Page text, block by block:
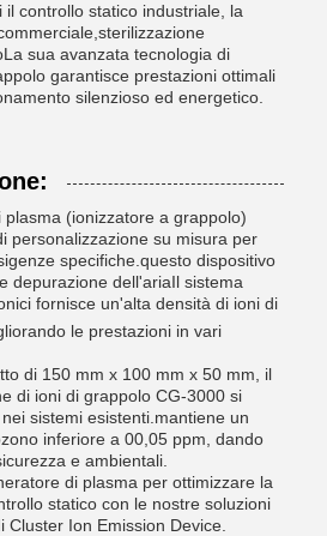
controllo statico industriale, la
sua avanzata tecnologia di
garantisce prestazioni ottimali
silenzioso ed energetico.
(ionizzatore a grappolo)
personalizzazione su misura per
specifiche.questo dispositivo
depurazione dell'ariaIl sistema
fornisce un'alta densità di ioni di
le prestazioni in vari
di 150 mm x 100 mm x 50 mm, il
di ioni di grappolo CG-3000 si
sistemi esistenti.mantiene un
inferiore a 00,05 ppm, dando
e ambientali.
di plasma per ottimizzare la
statico con le nostre soluzioni
Cluster Ion Emission Device.